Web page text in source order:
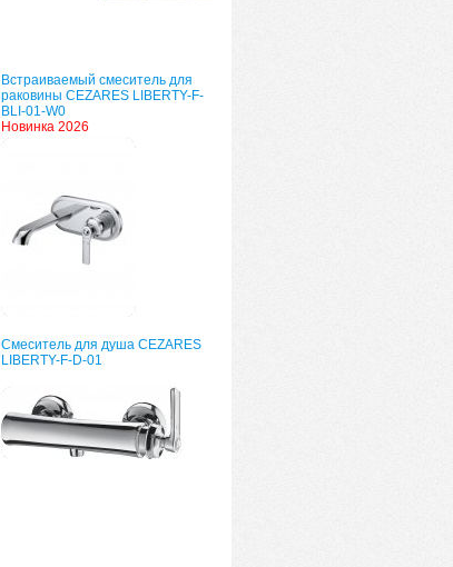
Встраиваемый смеситель для
раковины CEZARES LIBERTY-F-
BLI-01-W0
Новинка 2026
Смеситель для душа CEZARES
LIBERTY-F-D-01